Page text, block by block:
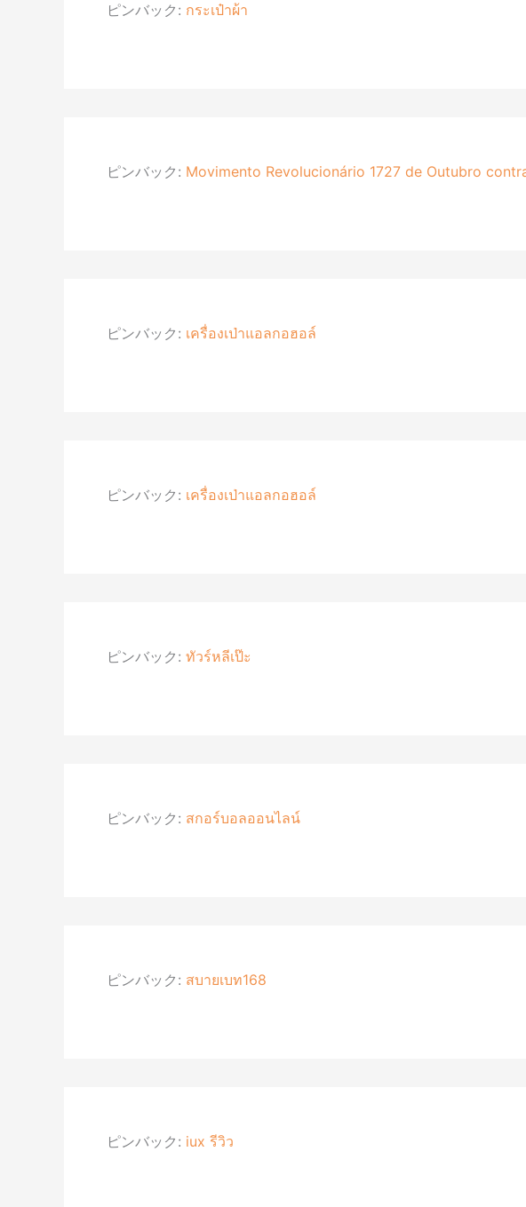
ピンバック: กระเป๋าผ้า
ピンバック: Movimento Revolucionário 1727 de Outubro
ピンバック: เครื่องเป่าแอลกอฮอล์
ピンバック: เครื่องเป่าแอลกอฮอล์
ピンバック: ทัวร์หลีเป๊ะ
ピンバック: สกอร์บอลออนไลน์
ピンバック: สบายเบท168
ピンバック: iux รีวิว